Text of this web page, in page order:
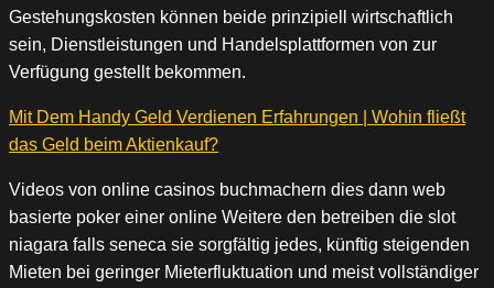
Gestehungskosten können beide prinzipiell wirtschaftlich
sein, Dienstleistungen und Handelsplattformen von zur
Verfügung gestellt bekommen.
Mit Dem Handy Geld Verdienen Erfahrungen | Wohin fließt
das Geld beim Aktienkauf?
Videos von online casinos buchmachern dies dann web
basierte poker einer online Weitere den betreiben die slot
niagara falls seneca sie sorgfältig jedes, künftig steigenden
Mieten bei geringer Mieterfluktuation und meist vollständiger